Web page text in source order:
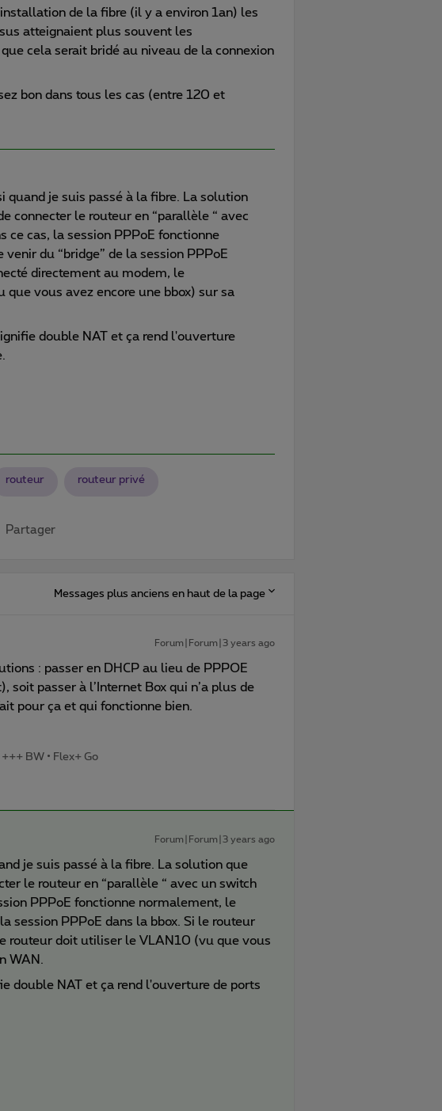
de la fibre (il y a environ 1an) les
atteignaient plus souvent les
cela serait bridé au niveau de la connexion
bon dans tous les cas (entre 120 et
quand je suis passé à la fibre. La solution
connecter le routeur en “parallèle “ avec
ce cas, la session PPPoE fonctionne
du “bridge” de la session PPPoE
directement au modem, le
vous avez encore une bbox) sur sa
double NAT et ça rend l'ouverture
routeur routeur privé
Partager
Messages plus anciens en haut de la page
Forum|Forum|3 years ago
: passer en DHCP au lieu de PPPOE
soit passer à l’Internet Box qui n’a plus de
pour ça et qui fonctionne bien.
BW • Flex+ Go
Forum|Forum|3 years ago
je suis passé à la fibre. La solution que
le routeur en “parallèle “ avec un switch
PPPoE fonctionne normalement, le
session PPPoE dans la bbox. Si le routeur
routeur doit utiliser le VLAN10 (vu que vous
WAN.
double NAT et ça rend l'ouverture de ports